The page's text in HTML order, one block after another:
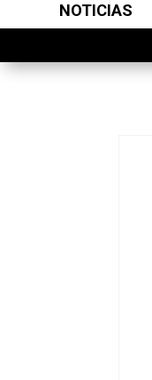
NOTICIAS